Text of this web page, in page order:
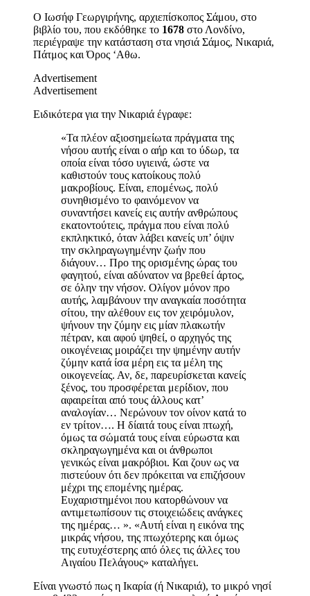
Ο Ιωσήφ Γεωργιρήνης, αρχιεπίσκοπος Σάμου, στο
βιβλίο του, που εκδόθηκε το 1678 στο Λονδίνο,
περιέγραψε την κατάσταση στα νησιά Σάμος, Νικαριά,
Πάτμος και Όρος ‘Αθω.
Advertisement
Advertisement
Ειδικότερα για την Νικαριά έγραφε:
«Τα πλέον αξιοσημείωτα πράγματα της
νήσου αυτής είναι ο αήρ και το ύδωρ, τα
οποία είναι τόσο υγιεινά, ώστε να
καθιστούν τους κατοίκους πολύ
μακροβίους. Είναι, επομένως, πολύ
συνηθισμένο το φαινόμενον να
συναντήσει κανείς εις αυτήν ανθρώπους
εκατοντούτεις, πράγμα που είναι πολύ
εκπληκτικό, όταν λάβει κανείς υπ’ όψιν
την σκληραγωγημένην ζωήν που
διάγουν… Προ της ορισμένης ώρας του
φαγητού, είναι αδύνατον να βρεθεί άρτος,
σε όλην την νήσον. Ολίγον μόνον προ
αυτής, λαμβάνουν την αναγκαία ποσότητα
σίτου, την αλέθουν εις τον χειρόμυλον,
ψήνουν την ζύμην εις μίαν πλακωτήν
πέτραν, και αφού ψηθεί, ο αρχηγός της
οικογένειας μοιράζει την ψημένην αυτήν
ζύμην κατά ίσα μέρη εις τα μέλη της
οικογενείας. Αν, δε, παρευρίσκεται κανείς
ξένος, του προσφέρεται μερίδιον, που
αφαιρείται από τους άλλους κατ’
αναλογίαν… Νερώνουν τον οίνον κατά το
εν τρίτον…. Η δίαιτά τους είναι πτωχή,
όμως τα σώματά τους είναι εύρωστα και
σκληραγωγημένα και οι άνθρωποι
γενικώς είναι μακρόβιοι. Και ζουν ως να
πιστεύουν ότι δεν πρόκειται να επιζήσουν
μέχρι της επομένης ημέρας.
Ευχαριστημένοι που κατορθώνουν να
αντιμετωπίσουν τις στοιχειώδεις ανάγκες
της ημέρας… ». «Αυτή είναι η εικόνα της
μικράς νήσου, της πτωχότερης και όμως
της ευτυχέστερης από όλες τις άλλες του
Αιγαίου Πελάγους» καταλήγει.
Είναι γνωστό πως η Ικαρία (ή Νικαριά), το μικρό νησί